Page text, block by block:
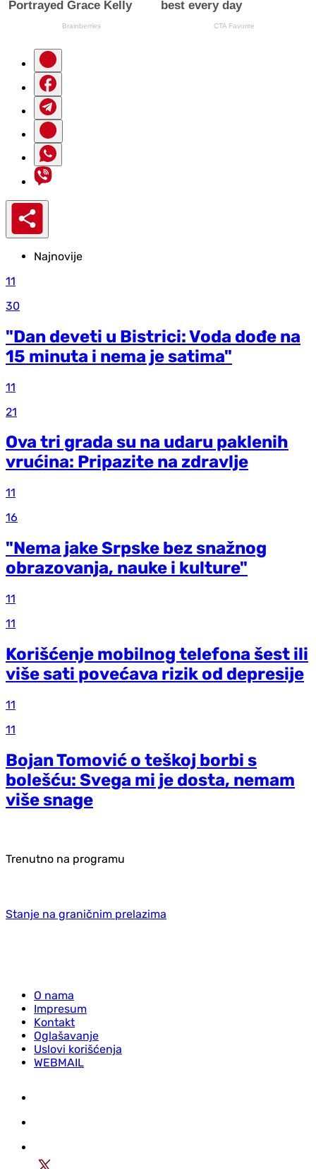
Najnovije
11
30
"Dan deveti u Bistrici: Voda dođe na
15 minuta i nema je satima"
11
21
Ova tri grada su na udaru paklenih
vrućina: Pripazite na zdravlje
11
16
"Nema jake Srpske bez snažnog
obrazovanja, nauke i kulture"
11
11
Korišćenje mobilnog telefona šest ili
više sati povećava rizik od depresije
11
11
Bojan Tomović o teškoj borbi s
bolešću: Svega mi je dosta, nemam
više snage
Trenutno na programu
Stanje na graničnim prelazima
O nama
Impresum
Kontakt
Oglašavanje
Uslovi korišćenja
WEBMAIL